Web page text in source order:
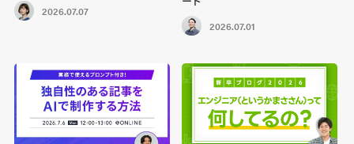
2026.07.07
2026.07.01